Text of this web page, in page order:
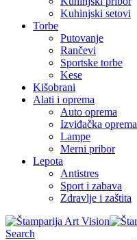
Kuhinjski setovi
Torbe
Putovanje
Rančevi
Sportske torbe
Kese
Kišobrani
Alati i oprema
Auto oprema
Izviđačka oprema
Lampe
Merni pribor
Lepota
Antistres
Sport i zabava
Zdravlje i zaštita
Search